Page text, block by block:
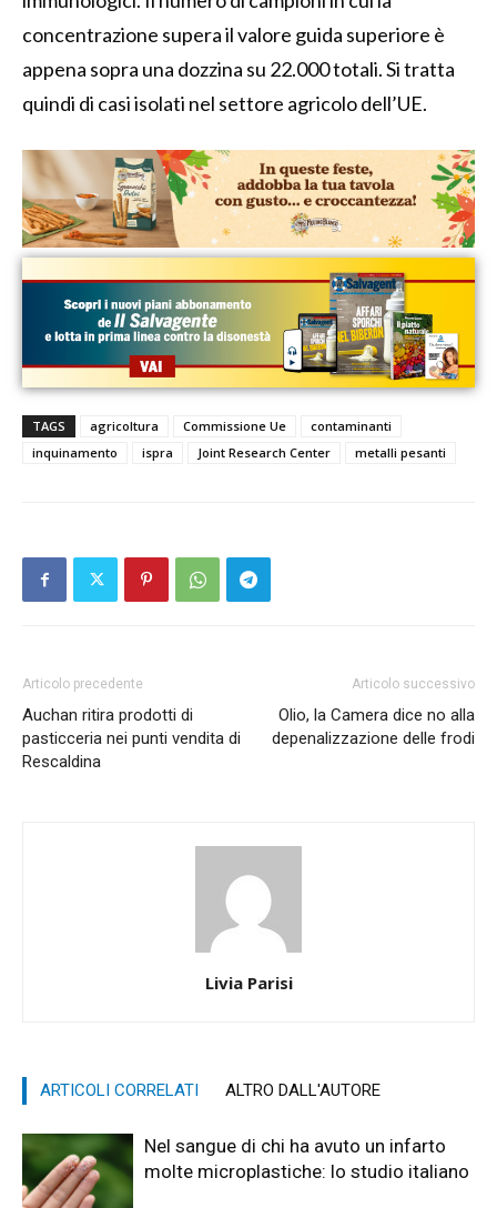
concentrazione supera il valore guida superiore è
appena sopra una dozzina su 22.000 totali. Si tratta
quindi di casi isolati nel settore agricolo dell’UE.
TAGS agricoltura Commissione Ue
contaminanti
inquinamento
ispra Joint Research Center metalli pesanti
Articolo precedente
Auchan ritira prodotti di
pasticceria nei punti vendita di
Rescaldina
Articolo successivo
Olio, la Camera dice no alla
depenalizzazione delle frodi
Livia Parisi
ARTICOLI CORRELATI ALTRO DALL'AUTORE
Nel sangue di chi ha avuto un infarto
molte microplastiche: lo studio italiano